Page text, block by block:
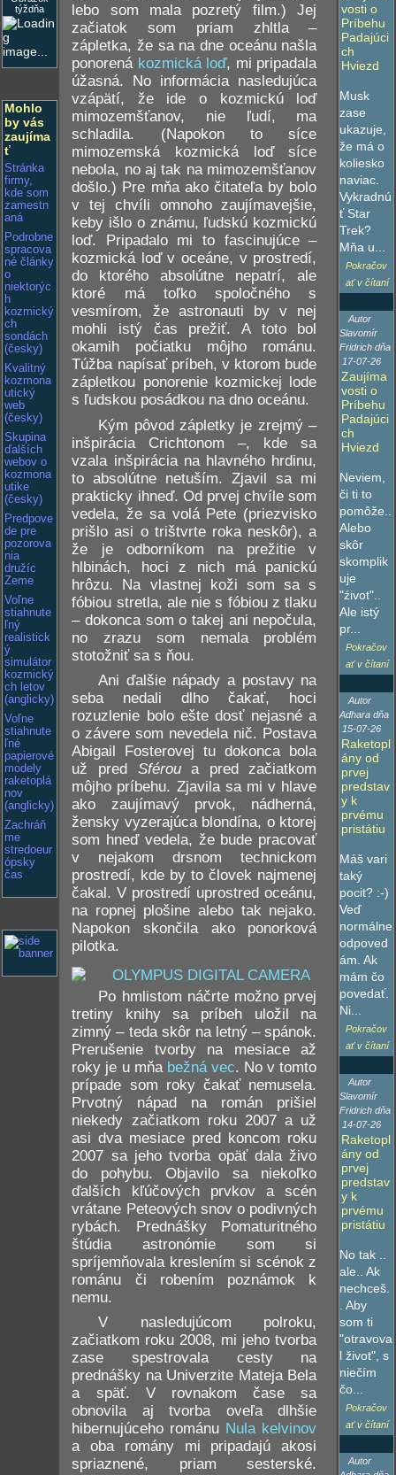
týždňa
Mohlo
by vás
zaujíma
ť
Stránka
firmy,
kde som
zamestn
aná
Podrobne
spracova
né články
o
niektorýc
h
kozmický
ch
sondách
(česky)
Kvalitný
kozmona
utický
web
(česky)
Skupina
ďalších
webov o
kozmona
utike
(česky)
Predpove
de pre
pozorova
nia
družíc
Zeme
Voľne
stiahnute
ľný
realistick
ý
simulátor
kozmický
ch letov
(anglicky)
Voľne
stiahnute
ľné
papierové
modely
raketoplá
nov
(anglicky)
Zachráň
me
stredoeur
ópsky
čas
lebo som mala pozretý film.) Jej
začiatok som priam zhltla –
zápletka, že sa na dne oceánu našla
ponorená kozmická loď, mi pripadala
úžasná. No informácia nasledujúca
vzápätí, že ide o kozmickú loď
mimozemšťanov, nie ľudí, ma
schladila. (Napokon to síce
mimozemská kozmická loď síce
nebola, no aj tak na mimozemšťanov
došlo.) Pre mňa ako čitateľa by bolo
v tej chvíli omnoho zaujímavejšie,
keby išlo o známu, ľudskú kozmickú
loď. Pripadalo mi to fascinujúce –
kozmická loď v oceáne, v prostredí,
do ktorého absolútne nepatrí, ale
ktoré má toľko spoločného s
vesmírom, že astronauti by v nej
mohli istý čas prežiť. A toto bol
okamih počiatku môjho románu.
Túžba napísať príbeh, v ktorom bude
zápletkou ponorenie kozmickej lode
s ľudskou posádkou na dno oceánu.
Kým pôvod zápletky je zrejmý –
inšpirácia Crichtonom –, kde sa
vzala inšpirácia na hlavného hrdinu,
to absolútne netuším. Zjavil sa mi
prakticky ihneď. Od prvej chvíle som
vedela, že sa volá Pete (priezvisko
prišlo asi o trištvrte roka neskôr), a
že je odborníkom na prežitie v
hlbinách, hoci z nich má panickú
hrôzu. Na vlastnej koži som sa s
fóbiou stretla, ale nie s fóbiou z tlaku
– dokonca som o takej ani nepočula,
no zrazu som nemala problém
stotožniť sa s ňou.
Ani ďalšie nápady a postavy na
seba nedali dlho čakať, hoci
rozuzlenie bolo ešte dosť nejasné a
o závere som nevedela nič. Postava
Abigail Fosterovej tu dokonca bola
už pred Sféroua pred začiatkom
môjho príbehu. Zjavila sa mi v hlave
ako zaujímavý prvok, nádherná,
žensky vyzerajúca blondína, o ktorej
som hneď vedela, že bude pracovať
v nejakom drsnom technickom
prostredí, kde by to človek najmenej
čakal. V prostredí uprostred oceánu,
na ropnej plošine alebo tak nejako.
Napokon skončila ako ponorková
pilotka.
Po hmlistom náčrte možno prvej
tretiny knihy sa príbeh uložil na
zimný – teda skôr na letný – spánok.
Prerušenie tvorby na mesiace až
roky je u mňa bežná vec. No v tomto
prípade som roky čakať nemusela.
Prvotný nápad na román prišiel
niekedy začiatkom roku 2007 a už
asi dva mesiace pred koncom roku
2007 sa jeho tvorba opäť dala živo
do pohybu. Objavilo sa niekoľko
ďalších kľúčových prvkov a scén
vrátane Peteových snov o podivných
rybách. Prednášky Pomaturitného
štúdia astronómie som si
spríjemňovala kreslením si scénok z
románu či robením poznámok k
nemu.
V nasledujúcom polroku,
začiatkom roku 2008, mi jeho tvorba
zase spestrovala cesty na
prednášky na Univerzite Mateja Bela
a späť. V rovnakom čase sa
obnovila aj tvorba oveľa dlhšie
hibernujúceho románu Nula kelvinov
a oba romány mi pripadajú akosi
spriaznené, priam sesterské.
vosti o
Príbehu
Padajúci
ch
Hviezd
Musk
zase
ukazuje,
že má o
koliesko
naviac.
Vykradnú
ť Star
Trek?
Mňa u...
Pokračov
ať v čítaní
Autor
Slavomír
Fridrich dňa
17-07-26
Zaujíma
vosti o
Príbehu
Padajúci
ch
Hviezd
Neviem,
či ti to
pomôže..
Alebo
skôr
skomplik
uje
"źivot"..
Ale istý
pr...
Pokračov
ať v čítaní
Autor
Adhara dňa
15-07-26
Raketopl
ány od
prvej
predstav
y k
prvému
pristátiu
Máš vari
taký
pocit? :-)
Veď
normálne
odpoved
ám. Ak
mám čo
povedať.
Ni...
Pokračov
ať v čítaní
Autor
Slavomír
Fridrich dňa
14-07-26
Raketopl
ány od
prvej
predstav
y k
prvému
pristátiu
No tak ..
ale.. Ak
nechceš.
. Aby
som ti
"otravova
l život", s
niečím
čo...
Pokračov
ať v čítaní
Autor